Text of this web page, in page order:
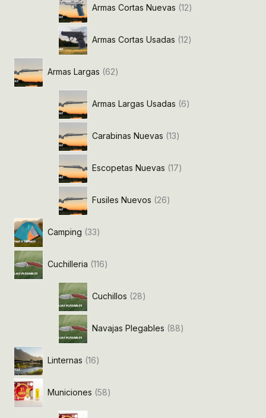
Armas Cortas Nuevas 12
Armas Cortas Usadas 12
Armas Largas 62
Armas Largas Usadas 6
Carabinas Nuevas 13
Escopetas Nuevas 17
Fusiles Nuevos 26
Camping 33
Cuchilleria 116
Cuchillos 28
Navajas Plegables 88
Linternas 16
Municiones 58